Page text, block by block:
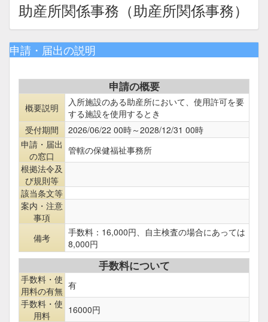
助産所関係事務（助産所関係事務）
申請・届出の説明
申請の概要
概要説明
入所施設のある助産所において、使用許可を要
する施設を使用するとき
受付期間
2026/06/22 00時～2028/12/31 00時
申請・届出
の窓口
管轄の保健福祉事務所
根拠法令及
び規則等
該当条文等
案内・注意
事項
備考
手数料：16,000円、自主検査の場合にあっては
8,000円
手数料について
手数料・使
用料の有無 有
手数料・使
用料
16000円